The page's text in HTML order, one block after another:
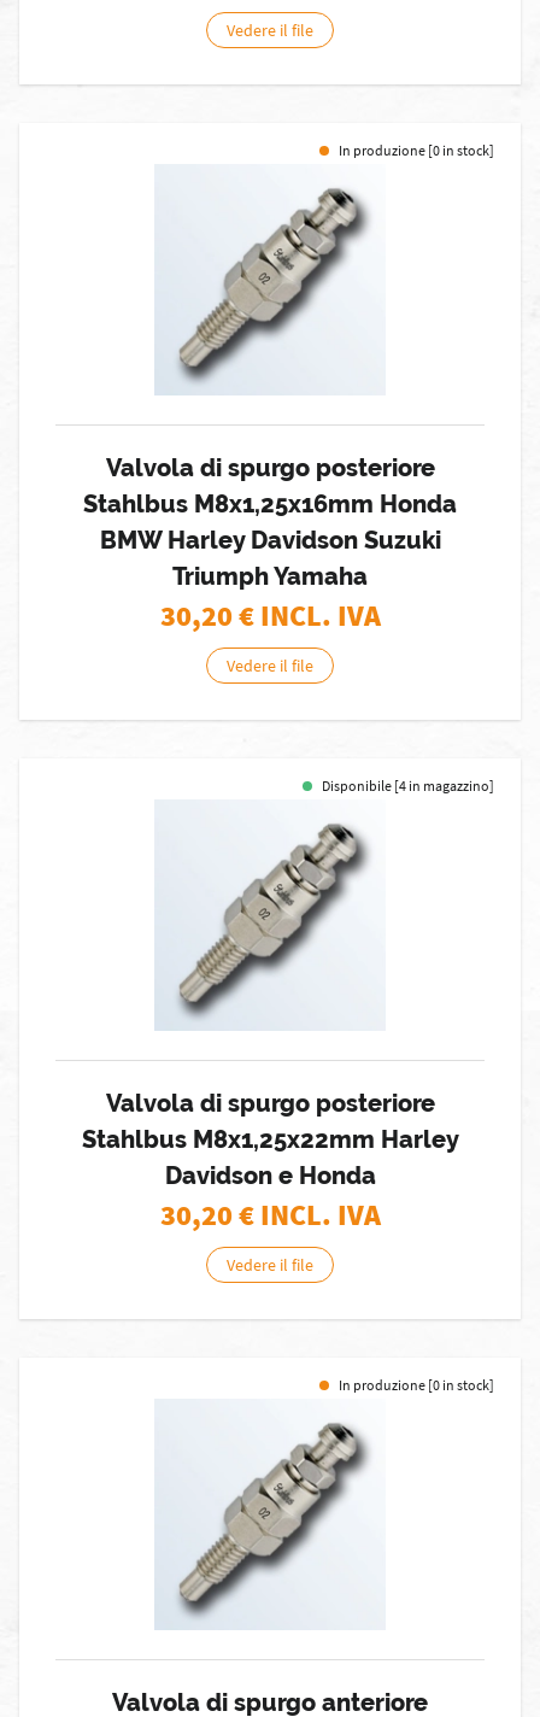
Vedere il file
In produzione [0 in stock]
Valvola di spurgo posteriore
Stahlbus M8x1,25x16mm Honda
BMW Harley Davidson Suzuki
Triumph Yamaha
30,20€ INCL. IVA
Vedere il file
Disponibile [4 in magazzino]
Valvola di spurgo posteriore
Stahlbus M8x1,25x22mm Harley
Davidson e Honda
30,20€ INCL. IVA
Vedere il file
In produzione [0 in stock]
Valvola di spurgo anteriore